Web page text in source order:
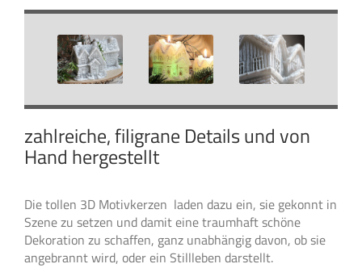
zahlreiche, filigrane Details und von
Hand hergestellt
Die tollen 3D Motivkerzen laden dazu ein, sie gekonnt in
Szene zu setzen und damit eine traumhaft schöne
Dekoration zu schaffen, ganz unabhängig davon, ob sie
angebrannt wird, oder ein Stillleben darstellt.